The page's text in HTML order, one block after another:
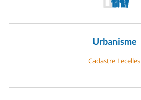
Urbanisme
Cadastre Lecelles